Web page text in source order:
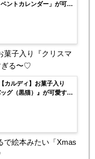
ントカレンダー」が可愛
菓子入り『クリスマ
ぎる〜♡
カルディ】お菓子入り
グ（黒猫）』が可愛すぎ
で絵本みたい「Xmas